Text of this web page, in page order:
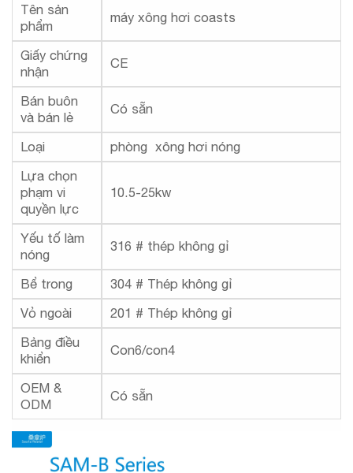
Tên sản
phẩm
máy xông hơi coasts
Giấy chứng
nhận
CE
Bán buôn
và bán lẻ
Có sẵn
Loại
phòng xông hơi nóng
Lựa chọn
phạm vi
quyền lực
10.5-25kw
Yếu tố làm
nóng
316 # thép không gỉ
Bể trong
304 # Thép không gỉ
Vỏ ngoài
201 # Thép không gỉ
Bảng điều
khiển
Con6/con4
OEM &
ODM
Có sẵn